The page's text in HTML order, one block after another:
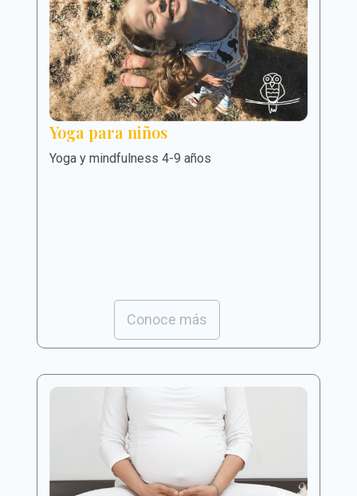
Yoga para niños
Yoga y mindfulness 4-9 años
Conoce más